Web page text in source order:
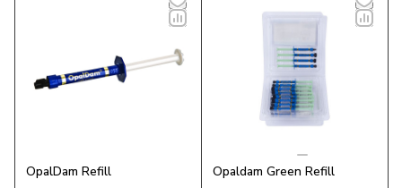
OpalDam Refill Opaldam Green Refill